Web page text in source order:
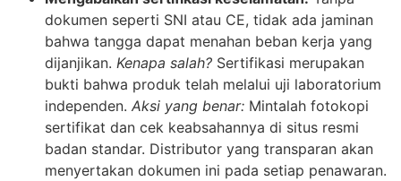
dokumen seperti SNI atau CE, tidak ada jaminan
bahwa tangga dapat menahan beban kerja yang
dijanjikan. Kenapa salah? Sertifikasi merupakan
bukti bahwa produk telah melalui uji laboratorium
independen. Aksi yang benar: Mintalah fotokopi
sertifikat dan cek keabsahannya di situs resmi
badan standar. Distributor yang transparan akan
menyertakan dokumen ini pada setiap penawaran.